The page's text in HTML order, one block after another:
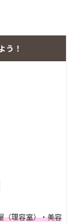
う！
（理容室）・美容